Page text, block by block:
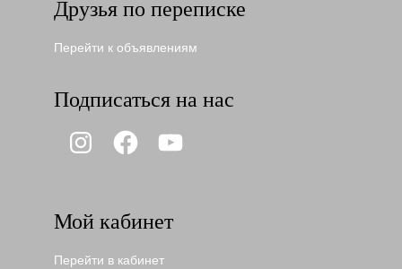
Друзья по переписке
Перейти к объявлениям
Подписаться на нас
InstagramFacebookYouTube
Мой кабинет
Перейти в кабинет